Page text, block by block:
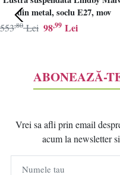
din metal, soclu E27, mov
98,99 Lei
553,80 Lei
ABONEAZĂ-
Vrei sa afli prin email
acum la newsletter
Numele tau